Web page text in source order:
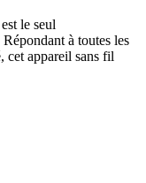
le seul
à toutes les
cet appareil sans fil